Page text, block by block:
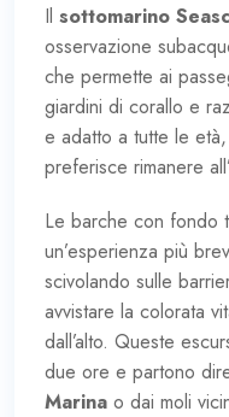
Il sottomarino
osservazione
che permette ai
giardini di corallo e
e adatto a tutte le
preferisce rimanere
Le barche con fondo
un’esperienza più
scivolando sulle
avvistare la colorata
dall’alto. Queste
due ore e partono
Marina o dai moli